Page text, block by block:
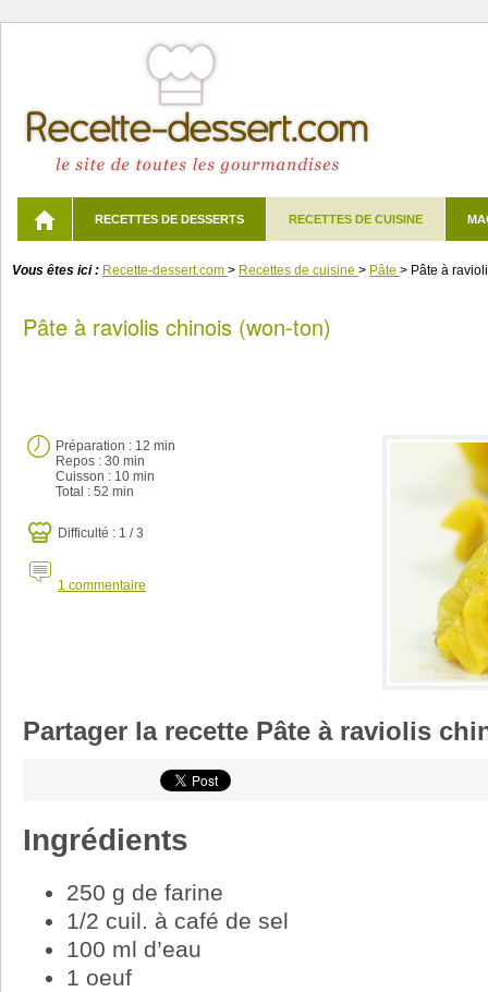
RECETTES DE DESSERTS RECETTES DE CUISINE
Vous êtes ici : Recette-dessert.com > Recettes de cuisine > Pâte > Pâte à
Pâte à raviolis chinois (won-ton)
Préparation : 12 min
Repos : 30 min
Cuisson : 10 min
Total : 52 min
Difficulté : 1 / 3
1 commentaire
Partager la recette Pâte à raviolis
Ingrédients
250 g de farine
1/2 cuil. à café de sel
100 ml d’eau
1 oeuf